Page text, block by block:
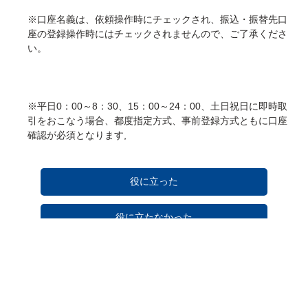
※口座名義は、依頼操作時にチェックされ、振込・振替先口
座の登録操作時にはチェックされませんので、ご了承くださ
い。
※平日0：00～8：30、15：00～24：00、土日祝日に即時取
引をおこなう場合、都度指定方式、事前登録方式ともに口座
確認が必須となります,
役に立った
役に立たなかった